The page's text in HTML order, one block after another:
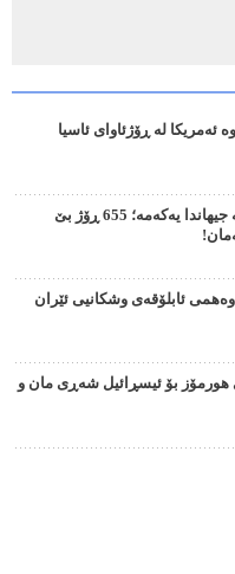
ئەمریکا لە ڕۆژئاوای ئاسیا
هەرێمی کوردستان لە جیهاندا یەکەمە؛ 655 ڕۆژ بێ
ئابلۆقەی وشکانیی ئێران
بۆ ئیسڕائیل شەڕی مان و